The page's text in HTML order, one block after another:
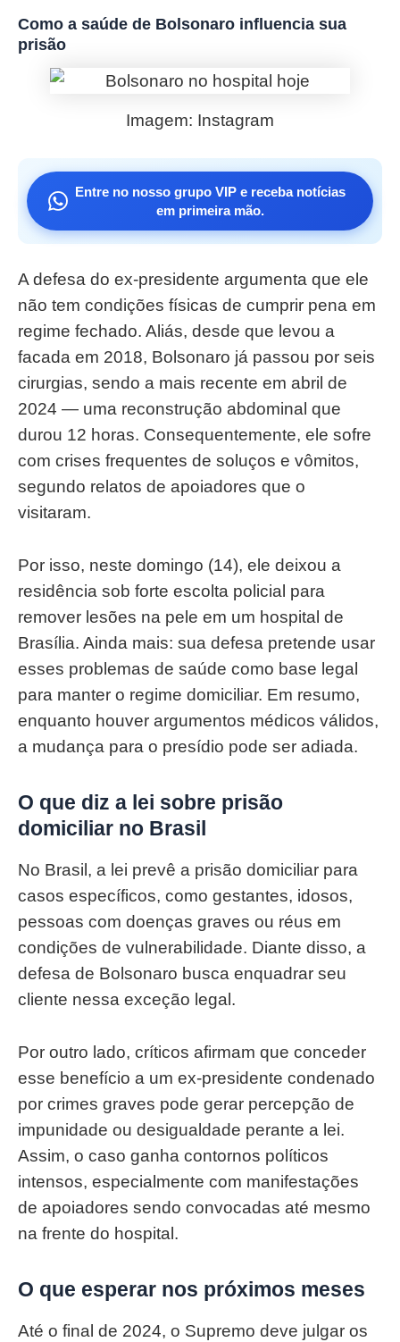
Como a saúde de Bolsonaro influencia sua
prisão
Imagem: Instagram
Entre no nosso grupo VIP e receba notícias
em primeira mão.
A defesa do ex-presidente argumenta que ele
não tem condições físicas de cumprir pena em
regime fechado. Aliás, desde que levou a
facada em 2018, Bolsonaro já passou por seis
cirurgias, sendo a mais recente em abril de
2024 — uma reconstrução abdominal que
durou 12 horas. Consequentemente, ele sofre
com crises frequentes de soluços e vômitos,
segundo relatos de apoiadores que o
visitaram.
Por isso, neste domingo (14), ele deixou a
residência sob forte escolta policial para
remover lesões na pele em um hospital de
Brasília. Ainda mais: sua defesa pretende usar
esses problemas de saúde como base legal
para manter o regime domiciliar. Em resumo,
enquanto houver argumentos médicos válidos,
a mudança para o presídio pode ser adiada.
O que diz a lei sobre prisão
domiciliar no Brasil
No Brasil, a lei prevê a prisão domiciliar para
casos específicos, como gestantes, idosos,
pessoas com doenças graves ou réus em
condições de vulnerabilidade. Diante disso, a
defesa de Bolsonaro busca enquadrar seu
cliente nessa exceção legal.
Por outro lado, críticos afirmam que conceder
esse benefício a um ex-presidente condenado
por crimes graves pode gerar percepção de
impunidade ou desigualdade perante a lei.
Assim, o caso ganha contornos políticos
intensos, especialmente com manifestações
de apoiadores sendo convocadas até mesmo
na frente do hospital.
O que esperar nos próximos meses
Até o final de 2024, o Supremo deve julgar os